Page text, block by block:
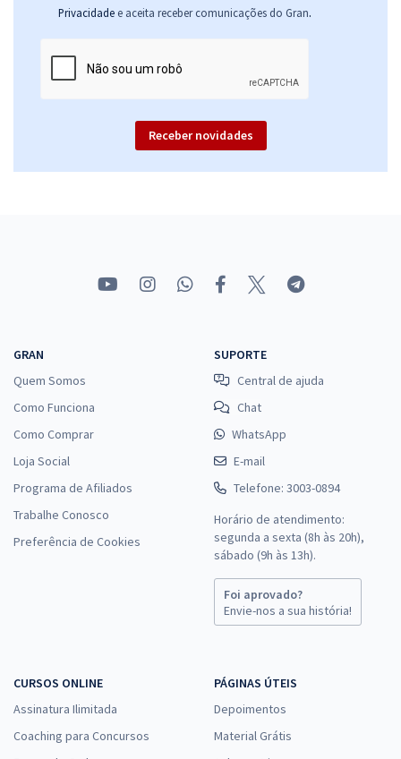
Privacidade e aceita receber comunicações do Gran.
Receber novidades
GRAN
Quem Somos
Como Funciona
Como Comprar
Loja Social
Programa de Afiliados
Trabalhe Conosco
Preferência de Cookies
SUPORTE
Central de ajuda
Chat
WhatsApp
E-mail
Telefone: 3003-0894
Horário de atendimento:
segunda a sexta (8h às 20h),
sábado (9h às 13h).
Foi aprovado?
Envie-nos a sua história!
CURSOS ONLINE
Assinatura Ilimitada
Coaching para Concursos
PÁGINAS ÚTEIS
Depoimentos
Material Grátis